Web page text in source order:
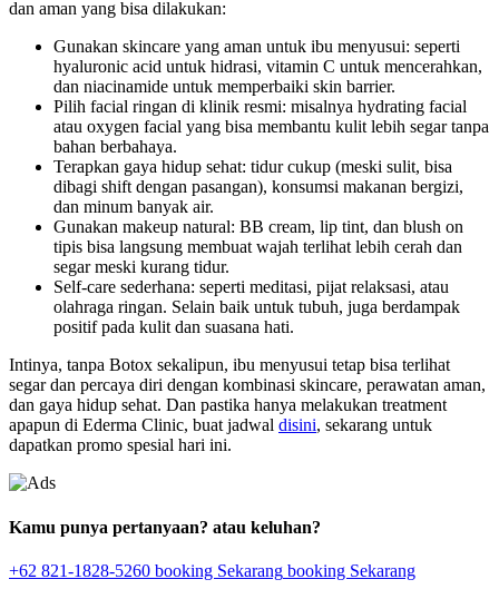
dan aman yang bisa dilakukan:
Gunakan skincare yang aman untuk ibu menyusui: seperti
hyaluronic acid untuk hidrasi, vitamin C untuk mencerahkan,
dan niacinamide untuk memperbaiki skin barrier.
Pilih facial ringan di klinik resmi: misalnya hydrating facial
atau oxygen facial yang bisa membantu kulit lebih segar tanpa
bahan berbahaya.
Terapkan gaya hidup sehat: tidur cukup (meski sulit, bisa
dibagi shift dengan pasangan), konsumsi makanan bergizi,
dan minum banyak air.
Gunakan makeup natural: BB cream, lip tint, dan blush on
tipis bisa langsung membuat wajah terlihat lebih cerah dan
segar meski kurang tidur.
Self-care sederhana: seperti meditasi, pijat relaksasi, atau
olahraga ringan. Selain baik untuk tubuh, juga berdampak
positif pada kulit dan suasana hati.
Intinya, tanpa Botox sekalipun, ibu menyusui tetap bisa terlihat
segar dan percaya diri dengan kombinasi skincare, perawatan aman,
dan gaya hidup sehat. Dan pastika hanya melakukan treatment
apapun di Ederma Clinic, buat jadwal disini, sekarang untuk
dapatkan promo spesial hari ini.
Kamu punya pertanyaan? atau keluhan?
+62 821-1828-5260 booking Sekarang booking Sekarang